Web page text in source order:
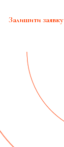
Залишити заявку